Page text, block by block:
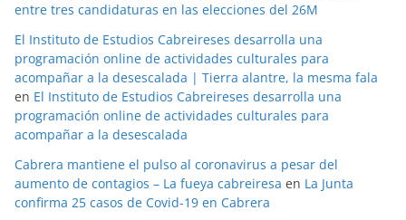
entre tres candidaturas en las elecciones del 26M
El Instituto de Estudios Cabreireses desarrolla una
programación online de actividades culturales para
acompañar a la desescalada | Tierra alantre, la mesma fala
en El Instituto de Estudios Cabreireses desarrolla una
programación online de actividades culturales para
acompañar a la desescalada
Cabrera mantiene el pulso al coronavirus a pesar del
aumento de contagios – La fueya cabreiresa en La Junta
confirma 25 casos de Covid-19 en Cabrera